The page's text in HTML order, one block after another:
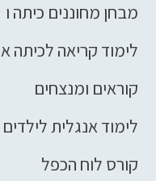
מבחן מחוננים כיתה ו
לימוד קריאה לכיתה א
קוראים ומנצחים
לימוד אנגלית לילדים
קורס לוח הכפל